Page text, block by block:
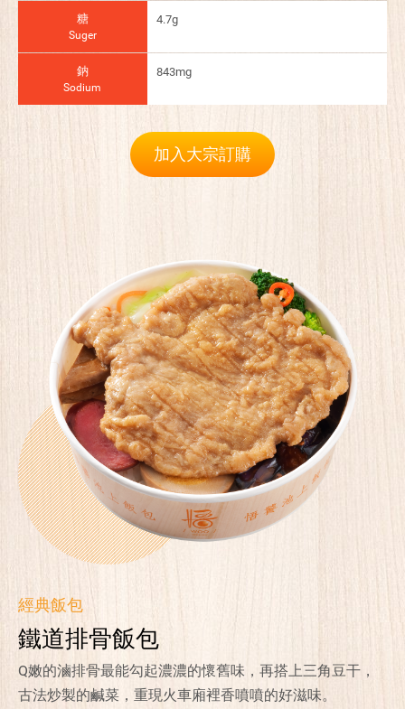
糖
Suger
4.7g
鈉
Sodium
843mg
加入大宗訂購
經典飯包
鐵道排骨飯包
Q嫩的滷排骨最能勾起濃濃的懷舊味，再搭上三角豆干，
古法炒製的鹹菜，重現火車廂裡香噴噴的好滋味。